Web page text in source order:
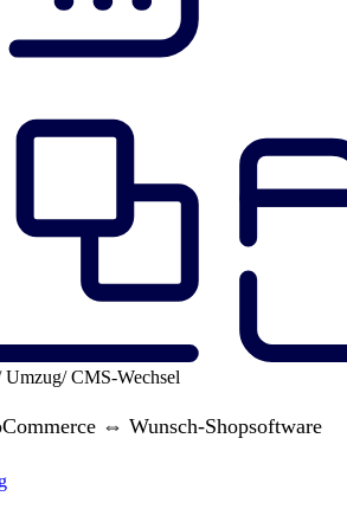
CMS-Wechsel
⇔ Wunsch-Shopsoftware